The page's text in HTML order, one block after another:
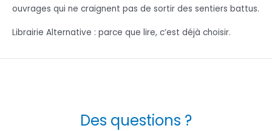
ouvrages qui ne craignent pas de sortir des sentiers battus.
Librairie Alternative : parce que lire, c’est déjà choisir.
Des questions ?